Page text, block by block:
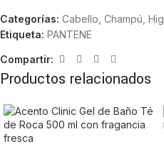
Categorías: Cabello Champú
Etiqueta: PANTENE
Compartir:
Productos relacionados